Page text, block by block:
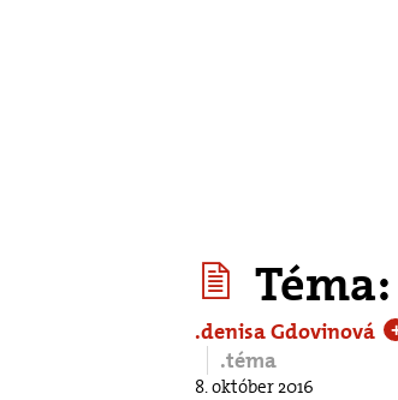
.denisa Gdovinová
.téma
8. október 2016